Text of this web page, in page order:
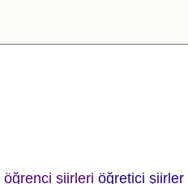
öğrenci şiirleri öğretici şiirler